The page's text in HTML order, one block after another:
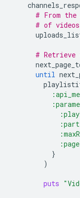
# From
# of
# Retrieve
until
:part
}
)
puts